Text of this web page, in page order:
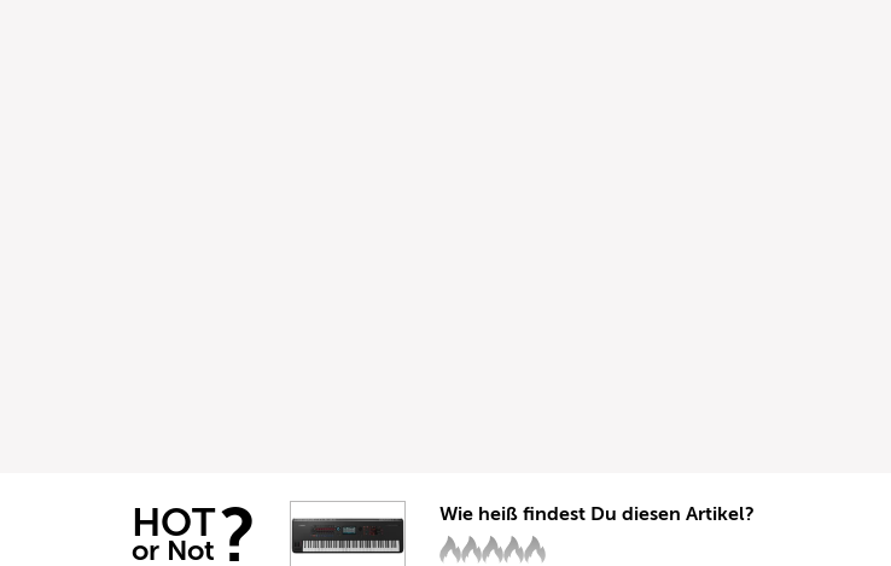
HOT
or Not ?
Wie heiß findest Du diesen Artikel?